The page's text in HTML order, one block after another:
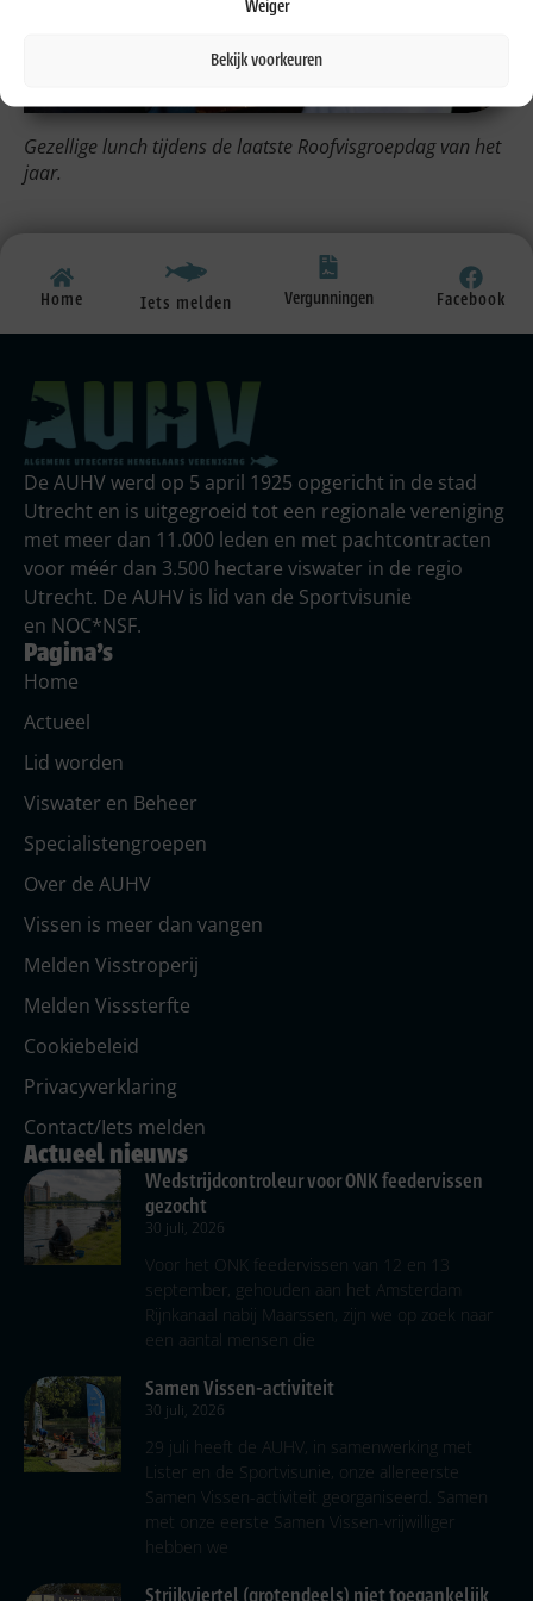
Weiger
Bekijk voorkeuren
Gezellige lunch tijdens de laatste Roofvisgroepdag van het
jaar.
Home Iets melden Vergunningen Facebook
De AUHV werd op 5 april 1925 opgericht in de stad
Utrecht en is uitgegroeid tot een regionale vereniging
met meer dan 11.000 leden en met pachtcontracten
voor méér dan 3.500 hectare viswater in de regio
Utrecht. De AUHV is lid van de Sportvisunie
en NOC*NSF.
Pagina's
Home
Actueel
Lid worden
Viswater en Beheer
Specialistengroepen
Over de AUHV
Vissen is meer dan vangen
Melden Visstroperij
Melden Visssterfte
Cookiebeleid
Privacyverklaring
Contact/Iets melden
Actueel nieuws
Wedstrijdcontroleur voor ONK feedervissen
gezocht
30 juli, 2026
Voor het ONK feedervissen van 12 en 13
september, gehouden aan het Amsterdam
Rijnkanaal nabij Maarssen, zijn we op zoek naar
een aantal mensen die
Samen Vissen-activiteit
30 juli, 2026
29 juli heeft de AUHV, in samenwerking met
Lister en de Sportvisunie, onze allereerste
Samen Vissen-activiteit georganiseerd. Samen
met onze eerste Samen Vissen-vrijwilliger
hebben we
Strijkviertel (grotendeels) niet toegankelijk